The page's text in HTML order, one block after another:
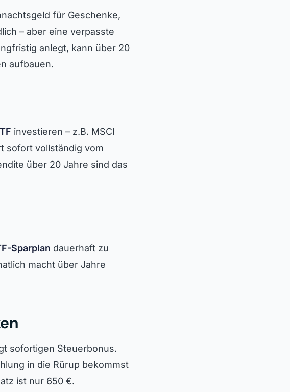
für Geschenke,
– aber eine verpasste
anlegt, kann über 20
aufbauen.
investieren – z.B. MSCI
sofort vollständig vom
über 20 Jahre sind das
Sparplan dauerhaft zu
macht über Jahre
sofortigen Steuerbonus.
in die Rürup bekommst
ist nur 650 €.